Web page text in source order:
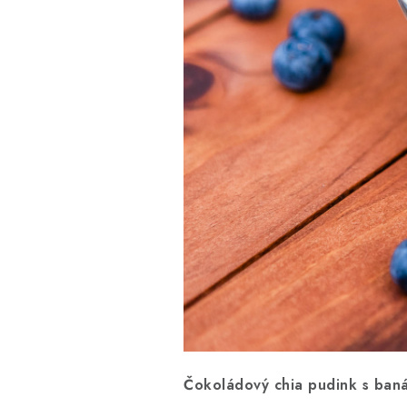
Čokoládový chia pudink s